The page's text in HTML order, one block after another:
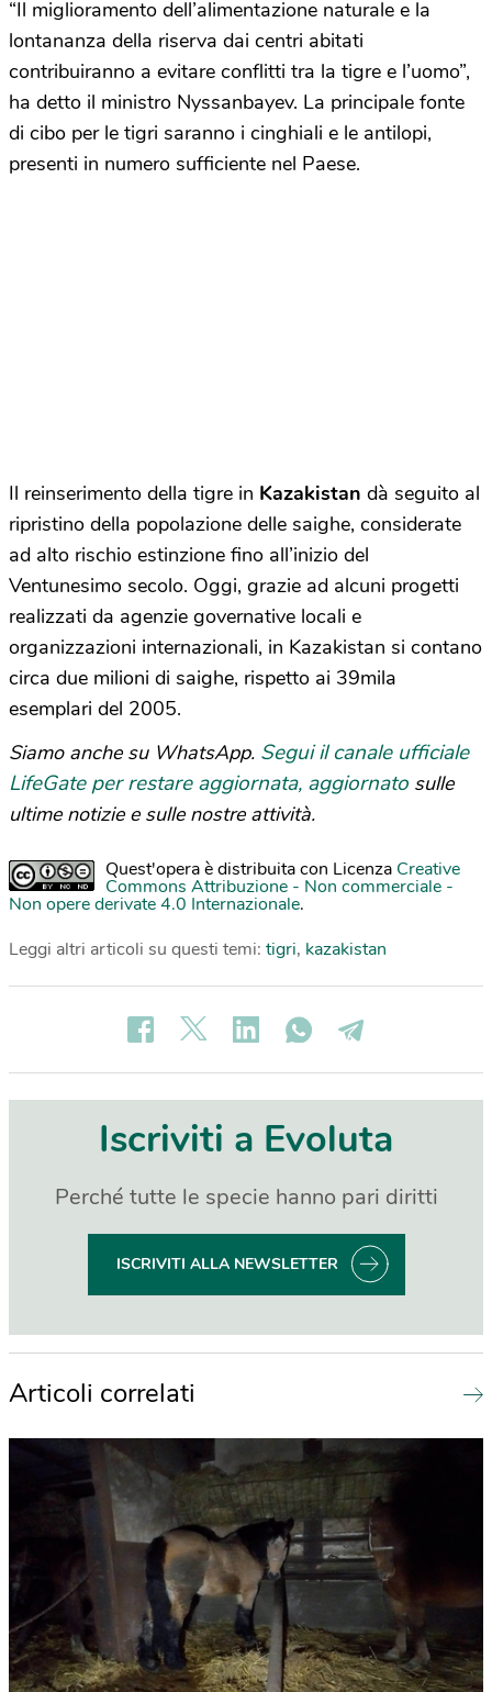
“Il miglioramento dell’alimentazione naturale e la
lontananza della riserva dai centri abitati
contribuiranno a evitare conflitti tra la tigre e l’uomo”,
ha detto il ministro Nyssanbayev. La principale fonte
di cibo per le tigri saranno i cinghiali e le antilopi,
presenti in numero sufficiente nel Paese.
Il reinserimento della tigre in Kazakistan dà seguito al
ripristino della popolazione delle saighe, considerate
ad alto rischio estinzione fino all’inizio del
Ventunesimo secolo. Oggi, grazie ad alcuni progetti
realizzati da agenzie governative locali e
organizzazioni internazionali, in Kazakistan si contano
circa due milioni di saighe, rispetto ai 39mila
esemplari del 2005.
Siamo anche su WhatsApp. Segui il canale ufficiale
LifeGate per restare aggiornata, aggiornato sulle
ultime notizie e sulle nostre attività.
Quest'opera è distribuita con Licenza Creative
Commons Attribuzione - Non commerciale -
Non opere derivate 4.0 Internazionale.
Leggi altri articoli su questi temi: tigri, kazakistan
Iscriviti a Evoluta
Perché tutte le specie hanno pari diritti
ISCRIVITI ALLA NEWSLETTER
Articoli correlati